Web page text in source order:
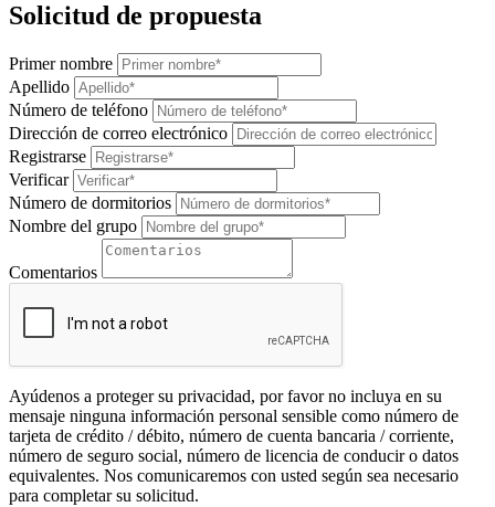
Solicitud de propuesta
Primer nombre
Apellido
Número de teléfono
Dirección de correo electrónico
Registrarse
Verificar
Número de dormitorios
Nombre del grupo
Comentarios
Ayúdenos a proteger su privacidad, por favor no incluya en su
mensaje ninguna información personal sensible como número de
tarjeta de crédito / débito, número de cuenta bancaria / corriente,
número de seguro social, número de licencia de conducir o datos
equivalentes. Nos comunicaremos con usted según sea necesario
para completar su solicitud.